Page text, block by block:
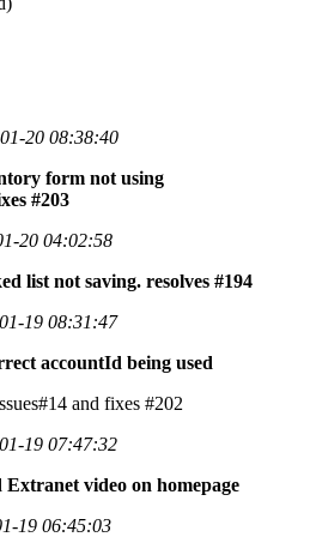
20 08:38:40
form not using
#203
20 04:02:58
list not saving. resolves #194
19 08:31:47
accountId being used
and fixes #202
19 07:47:32
Extranet video on homepage
19 06:45:03